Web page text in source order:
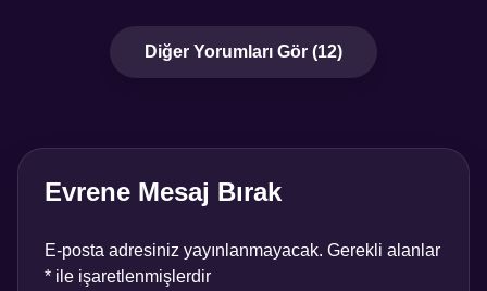
Diğer Yorumları Gör (12)
Evrene Mesaj Bırak
E-posta adresiniz yayınlanmayacak. Gerekli alanlar
* ile işaretlenmişlerdir